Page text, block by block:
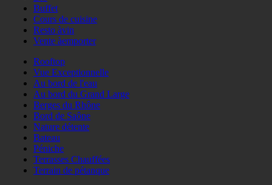
Buffet
Cours de cuisine
Resto àvin
Vente àemporter
Rooftop
Vue Exceptionnelle
Au bord de l'eau
Au bord du Grand Large
Berges du Rhône
Bord de Saône
Nature détente
Bateau
Péniche
Terrasses Chauffées
Terrain de pétanque